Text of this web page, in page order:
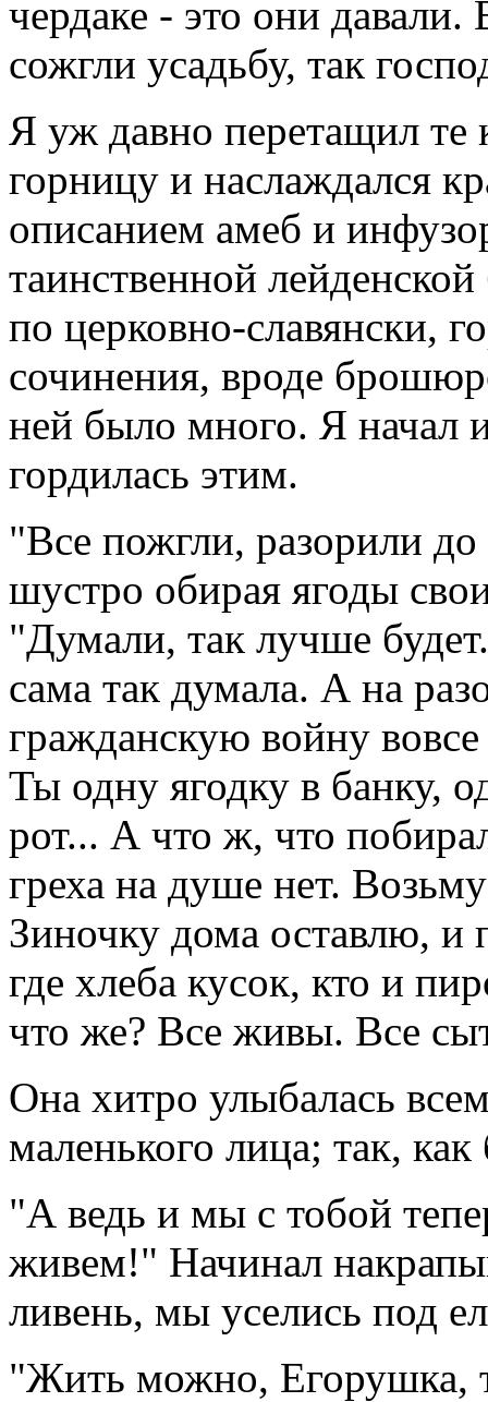
чердаке - это они давали.
сожгли усадьбу, так
Я уж давно перетащил те
горницу и наслаждался
описанием амеб и
таинственной
по церковно-славянски,
сочинения, вроде
ней было много. Я начал
гордилась этим.
"Все пожгли, разорили
шустро обирая ягоды
"Думали, так лучше
сама так думала. А на
гражданскую войну
Ты одну ягодку в банку,
рот... А что ж, что
греха на душе нет.
Зиночку дома оставлю,
где хлеба кусок, кто и
что же? Все живы. Все
Она хитро улыбалась
маленького лица; так,
"А ведь и мы с тобой
живем!" Начинал
ливень, мы уселись под
"Жить можно, Егорушка,